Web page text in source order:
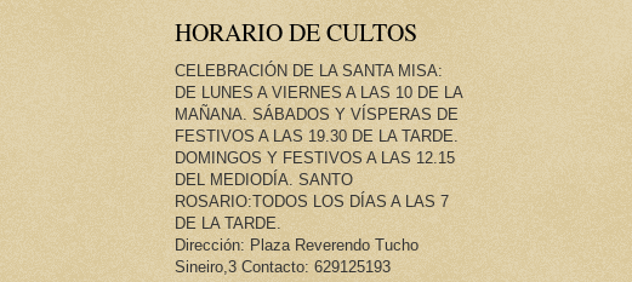
HORARIO DE CULTOS
CELEBRACIÓN DE LA SANTA MISA:
DE LUNES A VIERNES A LAS 10 DE LA
MAÑANA. SÁBADOS Y VÍSPERAS DE
FESTIVOS A LAS 19.30 DE LA TARDE.
DOMINGOS Y FESTIVOS A LAS 12.15
DEL MEDIODÍA. SANTO
ROSARIO:TODOS LOS DÍAS A LAS 7
DE LA TARDE.
Dirección: Plaza Reverendo Tucho
Sineiro,3 Contacto: 629125193